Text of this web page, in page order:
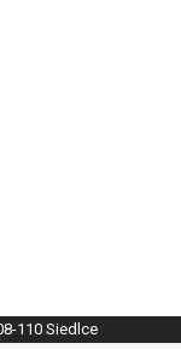
110 Siedlce